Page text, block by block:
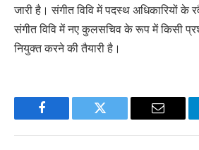
जारी है। संगीत विवि में पदस्थ अधिकारियों
संगीत विवि में नए कुलसचिव के रूप में किसी
नियुक्त करने की तैयारी है।
Facebook Twitter Email